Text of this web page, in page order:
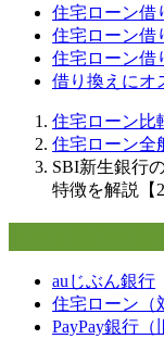
住宅ローン借
住宅ローン借
住宅ローン借
借り換えにオ
住宅ローン比
住宅ローン全
SBI新生銀行
特徴を解説【
auじぶん銀行
住宅ローン（
PayPay銀行（